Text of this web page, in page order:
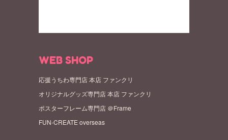
WEB SHOP
応援うちわ専門店 本店 ファンクリ
オリジナルグッズ専門店 本店 ファンクリ
ポスターフレーム専門店 ＠Frame
FUN-CREATE overseas